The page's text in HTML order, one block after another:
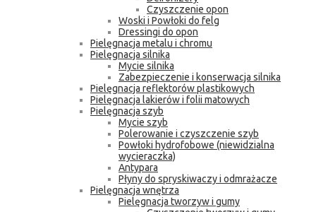
Czyszczenie opon
Woski i Powłoki do felg
Dressingi do opon
Pielęgnacja metalu i chromu
Pielęgnacja silnika
Mycie silnika
Zabezpieczenie i konserwacja silnika
Pielęgnacja reflektorów plastikowych
Pielęgnacja lakierów i folii matowych
Pielęgnacja szyb
Mycie szyb
Polerowanie i czyszczenie szyb
Powłoki hydrofobowe (niewidzialna
wycieraczka)
Antypara
Płyny do spryskiwaczy i odmrażacze
Pielęgnacja wnętrza
Pielęgnacja tworzyw i gumy